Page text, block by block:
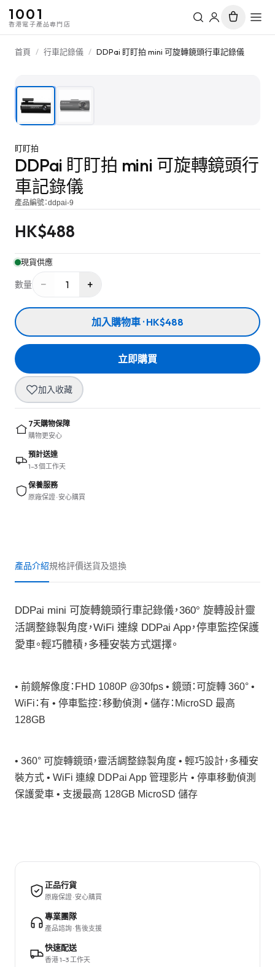
1001
香港電子產品專門店
首頁 / 行車記錄儀 / DDPai 盯盯拍 mini 可旋轉鏡頭行車記錄儀
盯盯拍
DDPai 盯盯拍 mini 可旋轉鏡頭行
車記錄儀
產品編號：ddpai-9
HK$488
現貨供應
數量 − 1 +
加入購物車 · HK$488
立即購買
加入收藏
7天購物保障
購物更安心
預計送達
1–3 個工作天
保養服務
原廠保證 · 安心購買
產品介紹規格評價送貨及退換
DDPai mini 可旋轉鏡頭行車記錄儀，360° 旋轉設計靈
活調整錄製角度，WiFi 連線 DDPai App，停車監控保護
愛車。輕巧體積，多種安裝方式選擇。
• 前鏡解像度：FHD 1080P @30fps • 鏡頭：可旋轉 360° •
WiFi：有 • 停車監控：移動偵測 • 儲存：MicroSD 最高
128GB
• 360° 可旋轉鏡頭，靈活調整錄製角度 • 輕巧設計，多種安
裝方式 • WiFi 連線 DDPai App 管理影片 • 停車移動偵測
保護愛車 • 支援最高 128GB MicroSD 儲存
正品行貨
原廠保證 · 安心購買
專業團隊
產品諮詢 · 售後支援
快速配送
香港 1–3 工作天